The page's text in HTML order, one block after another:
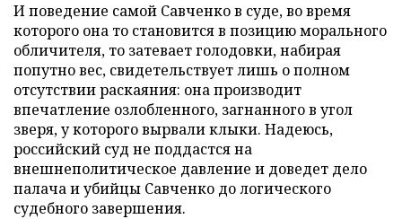
И поведение самой Савченко в суде, во время
которого она то становится в позицию морального
обличителя, то затевает голодовки, набирая
попутно вес, свидетельствует лишь о полном
отсутствии раскаяния: она производит
впечатление озлобленного, загнанного в угол
зверя, у которого вырвали клыки. Надеюсь,
российский суд не поддастся на
внешнеполитическое давление и доведет дело
палача и убийцы Савченко до логического
судебного завершения.